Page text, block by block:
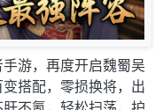
手游，再度开启魏蜀吴
搭配，零损换将，出